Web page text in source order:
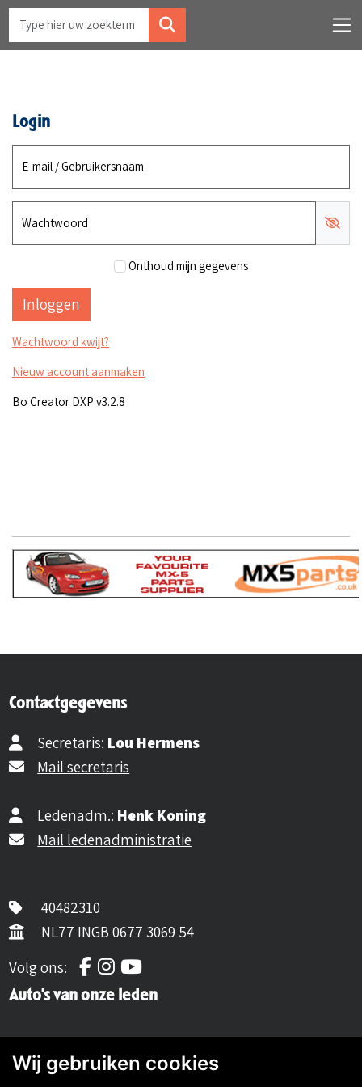
Login
E-mail / Gebruikersnaam
Wachtwoord
Onthoud mijn gegevens
Wachtwoord kwijt?
Nieuw account aanmaken
Bo Creator DXP v3.2.8
Contactgegevens
Secretaris: Lou Hermens
Mail secretaris
Ledenadm.: Henk Koning
Mail ledenadministratie
40482310
NL77 INGB 0677 3069 54
Volg ons:
Volg ons op Facebook
Volg ons op Instagram
Volg ons op YouTube
Auto's van onze leden
Wij gebruiken cookies